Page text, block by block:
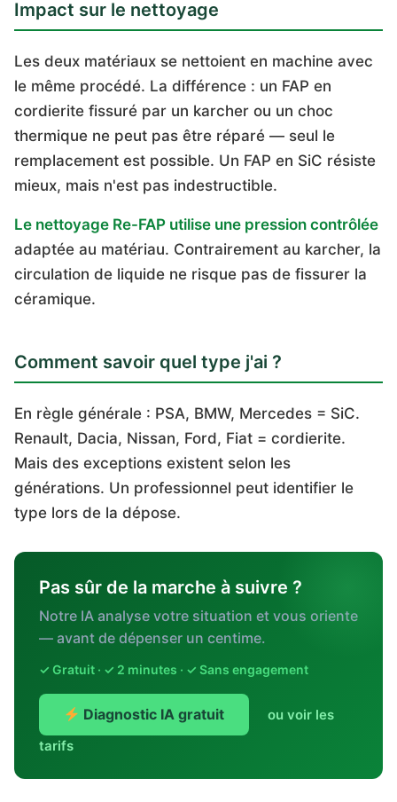
Impact sur le nettoyage
Les deux matériaux se nettoient en machine avec
le même procédé. La différence : un FAP en
cordierite fissuré par un karcher ou un choc
thermique ne peut pas être réparé — seul le
remplacement est possible. Un FAP en SiC résiste
mieux, mais n'est pas indestructible.
Le nettoyage Re-FAP utilise une pression contrôlée
adaptée au matériau. Contrairement au karcher, la
circulation de liquide ne risque pas de fissurer la
céramique.
Comment savoir quel type j'ai ?
En règle générale : PSA, BMW, Mercedes = SiC.
Renault, Dacia, Nissan, Ford, Fiat = cordierite.
Mais des exceptions existent selon les
générations. Un professionnel peut identifier le
type lors de la dépose.
Pas sûr de la marche à suivre ?
Notre IA analyse votre situation et vous oriente
— avant de dépenser un centime.
✓ Gratuit · ✓ 2 minutes · ✓ Sans engagement
Diagnostic IA gratuit
ou voir les
tarifs